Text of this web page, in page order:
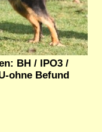
BH / IPO3 /
ohne Befund